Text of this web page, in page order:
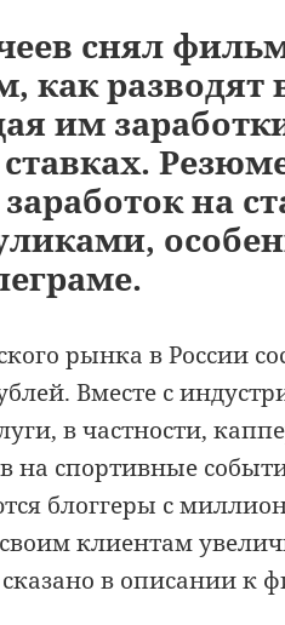
снял
как разводят
им
на
рынка в России
Вместе с
в частности,
на спортивные
блоггеры с
клиентам
в описании к